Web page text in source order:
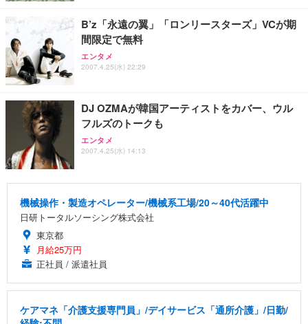
B’z「永遠の翼」「ロンリースターズ」VCが期
間限定で無料
エンタメ
2007.4.25(水) 22:29
DJ OZMAが韓国アーティストをカバー、ウル
フルズのトークも
エンタメ
2007.4.25(水) 14:13
機械操作・製造オペレーター/機械系工場/20～40代活躍中
日研トータルソーシング株式会社
東京都
月給25万円
正社員 / 派遣社員
ケアマネ「介護支援専門員」/デイサービス「通所介護」/日勤/